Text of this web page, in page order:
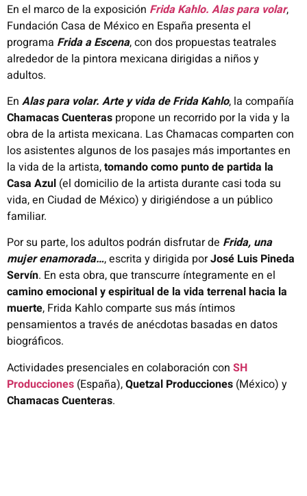
En el marco de la exposición Frida Kahlo. Alas para volar,
Fundación Casa de México en España presenta el
programa Frida a Escena, con dos propuestas teatrales
alrededor de la pintora mexicana dirigidas a niños y
adultos.
En Alas para volar. Arte y vida de Frida Kahlo, la compañía
Chamacas Cuenteras propone un recorrido por la vida y la
obra de la artista mexicana. Las Chamacas comparten con
los asistentes algunos de los pasajes más importantes en
la vida de la artista,tomando como punto de partida la
Casa Azul (el domicilio de la artista durante casi toda su
vida, en Ciudad de México) y dirigiéndose a un público
familiar.
Por su parte, los adultos podrán disfrutar de Frida, una
mujer enamorada…, escrita y dirigida porJosé Luis Pineda
Servín. En esta obra, que transcurre íntegramente en el
camino emocional y espiritual de la vida terrenal hacia la
muerte, Frida Kahlo comparte sus más íntimos
pensamientos a través de anécdotas basadas en datos
biográficos.
Actividades presenciales en colaboración con SH
Producciones (España),Quetzal Producciones (México) y
Chamacas Cuenteras.